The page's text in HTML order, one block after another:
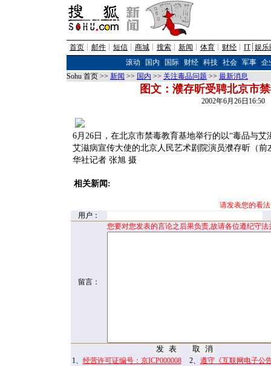
首页 ┊ 邮件 ┊ 短信 ┊ 商城 ┊ 搜索 ┊ 新闻 ┊ 体育 ┊ 财经 ┊ IT┊ 娱乐
滚动
国内 国际| 财经| 科技| 社会| 军事| 企
Sohu 首页 >> 新闻 >> 国内 >> 关注毒品问题 >> 最新消息
图文：濮存昕受聘北京市
2002年6月26日
6月26日，在北京市禁毒教育基地举行的以“毒品与
艾滋病宣传大使的北京人民艺术剧院演员濮存昕（
华社记者 张旭 摄
相关新闻:
请发表您的看
用户：
留言：
您要对您发表的言论之后果负责,故请各位遵纪守
1、 经营许可证编号：京ICP000008
2、 遵守《互联网电子公